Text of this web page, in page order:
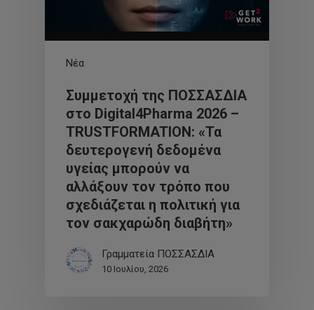
Νέα
Συμμετοχή της ΠΟΣΣΑΣΔΙΑ
στο Digital4Pharma 2026 –
TRUSTFORMATION: «Τα
δευτερογενή δεδομένα
υγείας μπορούν να
αλλάξουν τον τρόπο που
σχεδιάζεται η πολιτική για
τον σακχαρώδη διαβήτη»
Γραμματεία ΠΟΣΣΑΣΔΙΑ
10 Ιουλίου, 2026